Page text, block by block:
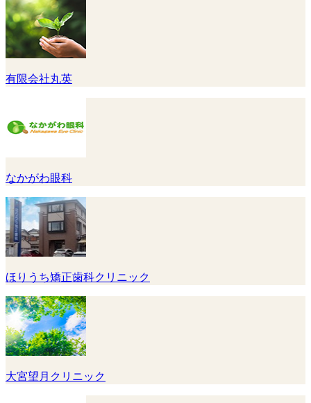
有限会社丸英
なかがわ眼科
ほりうち矯正歯科クリニック
大宮望月クリニック